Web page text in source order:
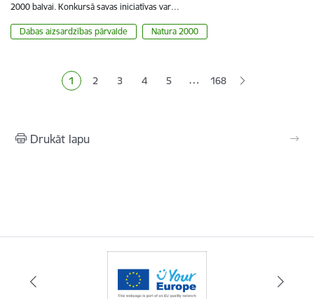
2000 balvai. Konkursā savas iniciatīvas var…
Dabas aizsardzības pārvalde Natura 2000
Pašreizējā lapa
1 Lapa
2 Lapa
3 Lapa
4 Lapa
5 … 168
Drukāt lapu